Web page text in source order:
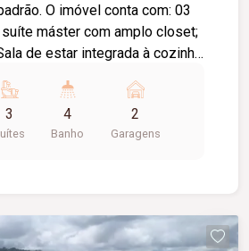
com: 03
máster com amplo closet;
de estar integrada à cozinha
à cozinha; Área gourmet
churrasqueira, balcão e pia; 02
de
Ambientes planejados
conforto, sofisticação e
3 4
Banho
2
Garagens